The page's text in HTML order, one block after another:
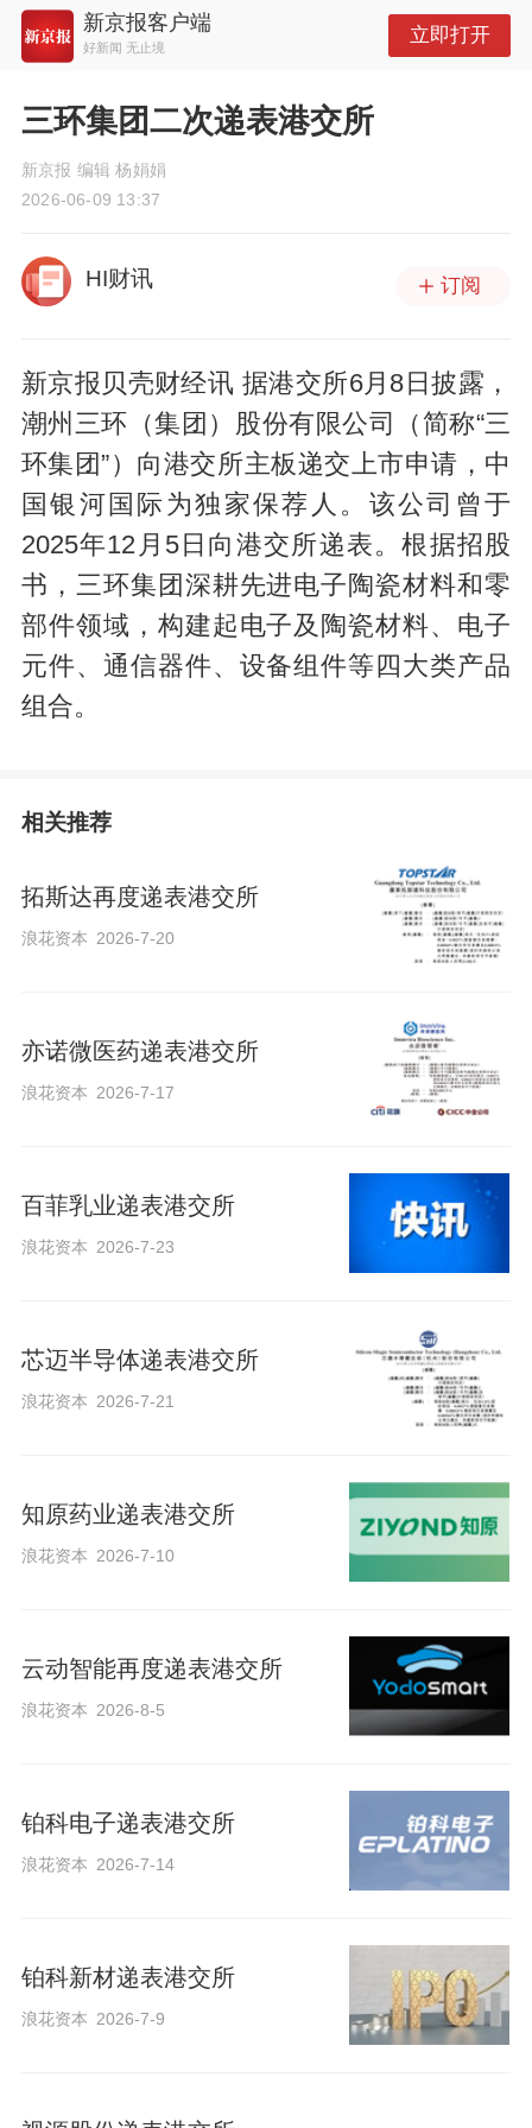
新京报客户端
好新闻 无止境
立即打开
三环集团二次递表港交所
新京报 编辑 杨娟娟
2026-06-09 13:37
HI财讯 订阅
新京报贝壳财经讯 据港交所6月8日披露，
潮州三环（集团）股份有限公司（简称“三
环集团”）向港交所主板递交上市申请，中
国银河国际为独家保荐人。该公司曾于
2025年12月5日向港交所递表。根据招股
书，三环集团深耕先进电子陶瓷材料和零
部件领域，构建起电子及陶瓷材料、电子
元件、通信器件、设备组件等四大类产品
组合。
相关推荐
拓斯达再度递表港交所
浪花资本 2026-7-20
亦诺微医药递表港交所
浪花资本 2026-7-17
百菲乳业递表港交所
浪花资本 2026-7-23
芯迈半导体递表港交所
浪花资本 2026-7-21
知原药业递表港交所
浪花资本 2026-7-10
云动智能再度递表港交所
浪花资本 2026-8-5
铂科电子递表港交所
浪花资本 2026-7-14
铂科新材递表港交所
浪花资本 2026-7-9